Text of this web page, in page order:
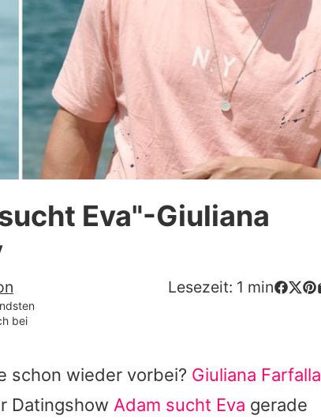
Jobs
runterladen
Team
Richtlinien
Impressum
verwalten
Eva"-Giuliana
Lesezeit: 1 min
bei
schon wieder vorbei? Giuliana Farfalla
Datingshow Adam sucht Eva gerade